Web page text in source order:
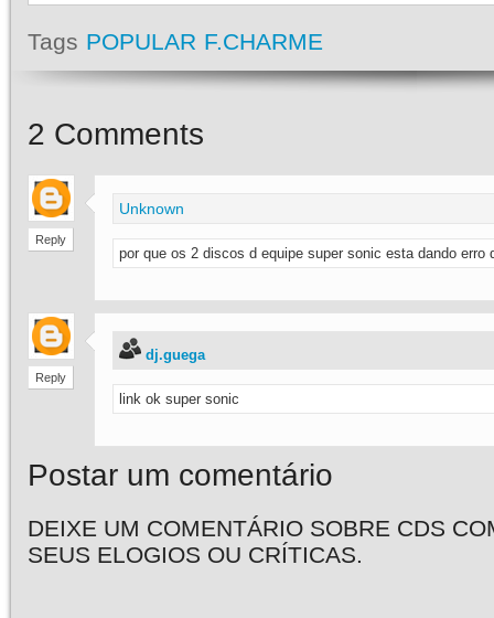
Tags POPULAR F.CHARME
2 Comments
Reply
Unknown
por que os 2 discos d equipe super sonic esta dando erro
Reply
dj.guega
link ok super sonic
Postar um comentário
DEIXE UM COMENTÁRIO SOBRE CDS
SEUS ELOGIOS OU CRÍTICAS.